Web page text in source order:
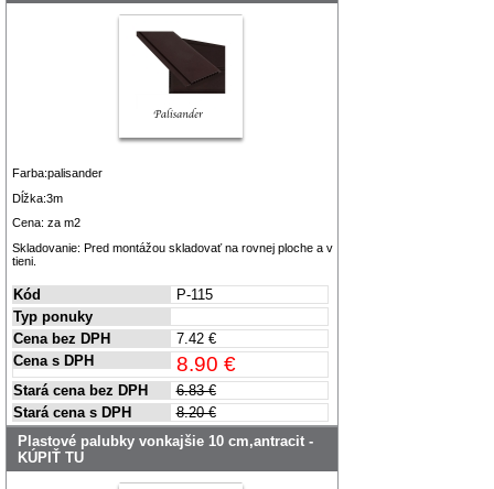
Farba:palisander
Dĺžka:3m
Cena: za m2
Skladovanie: Pred montážou skladovať na rovnej ploche a v
tieni.
Kód
P-115
Typ ponuky
Cena bez DPH
7.42 €
Cena s DPH
8.90 €
Stará cena bez DPH
6.83 €
Stará cena s DPH
8.20 €
Plastové palubky vonkajšie 10 cm,antracit -
KÚPIŤ TU